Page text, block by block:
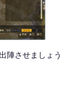
陣させましょう